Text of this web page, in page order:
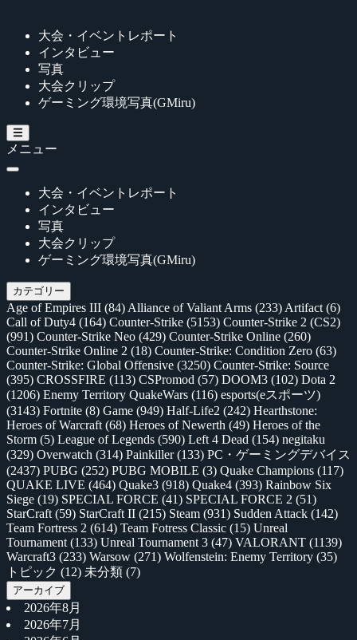
大会・イベントレポート
インタビュー
写真
大会クリップ
ゲーミング環境写真(GMiru)
メニュー
大会・イベントレポート
インタビュー
写真
大会クリップ
ゲーミング環境写真(GMiru)
カテゴリー
Age of Empires III (84) Alliance of Valiant Arms (233) Artifact (6)
Call of Duty4 (164) Counter-Strike (5153) Counter-Strike 2 (CS2)
(991) Counter-Strike Neo (429) Counter-Strike Online (260)
Counter-Strike Online 2 (18) Counter-Strike: Condition Zero (63)
Counter-Strike: Global Offensive (3250) Counter-Strike: Source
(395) CROSSFIRE (113) CSPromod (57) DOOM3 (102) Dota 2
(1206) Enemy Territory QuakeWars (116) esports(eスポーツ)
(3143) Fortnite (8) Game (949) Half-Life2 (242) Hearthstone:
Heroes of Warcraft (68) Heroes of Newerth (49) Heroes of the
Storm (5) League of Legends (590) Left 4 Dead (154) negitaku
(329) Overwatch (314) Painkiller(133) PC・ゲーミングデバイス
(2437) PUBG (252) PUBG MOBILE (3) Quake Champions (117)
QUAKE LIVE (464) Quake3 (918) Quake4 (393) Rainbow Six
Siege (19) SPECIAL FORCE (41) SPECIAL FORCE 2 (51)
StarCraft (59) StarCraft II (215) Steam (931) Sudden Attack (142)
Team Fortress 2 (614) Team Fotress Classic (15) Unreal
Tournament (133) Unreal Tournament 3 (47) VALORANT (1139)
Warcraft3 (233) Warsow (271) Wolfenstein: Enemy Territory (35)
トピック (12) 未分類 (7)
アーカイブ
2026年8月
2026年7月